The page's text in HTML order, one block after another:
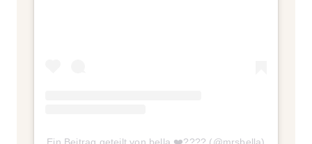
Ein Beitrag geteilt von bella ❤️‍???? (@mrsbella)